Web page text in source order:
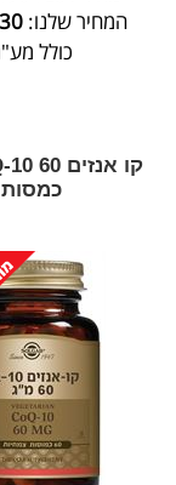
המחיר שלנו:
כולל
כמסות